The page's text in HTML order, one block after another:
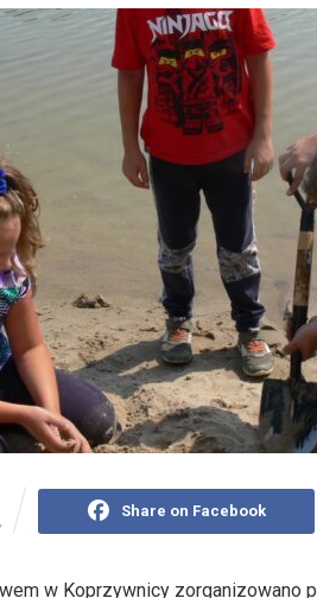
Share on Facebook
w Koprzywnicy zorganizowano